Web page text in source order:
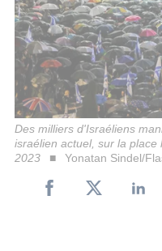
Des milliers d'Israéliens
israélien actuel, sur la place
2023
Yonatan Sindel/